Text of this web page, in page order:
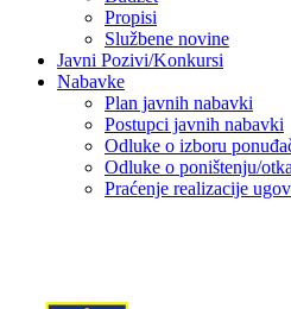
Propisi
Službene novine
Javni Pozivi/Konkursi
Nabavke
Plan javnih nabavki
Postupci javnih nabavki
Odluke o izboru
Odluke o poništenju/
Praćenje realizacije